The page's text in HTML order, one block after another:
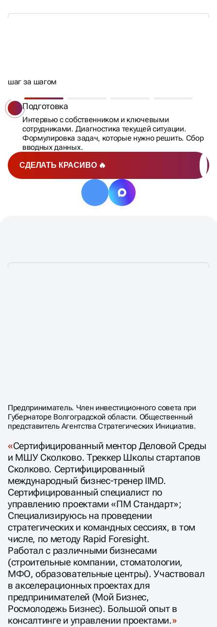
КАК ПРОХОДИТ
шаг за шагом
СДЕЛАТЬ КРАСИВО 🔥
Подготовка
Интервью с собственником и ключевыми
сотрудниками. Диагностика текущей ситуации.
Формулировка задач, которые нужно решить. Сбор
вводных данных.
ГУДОШНИКОВ
АЛЕКСАНДР
МИХАЙЛОВИЧ
Предприниматель. Член инвестиционного совета при
Губернаторе Волгоградской области. Общественный
представитель Агентства Стратегических Инициатив.
Сертифицированный ментор Деловой Среды
и МШУ Сколково. Треккер Школы стартапов
Сколково. Сертифицированный
международный бизнес-тренер IIMD.
Сертифицированный специалист по
управлению проектами «ПМ Стандарт»;
Специализируюсь на проведении
стратегических и командных сессиях, в том
числе, по методу Rapid Foresight.
Работал с различными бизнесами
(строительные компании, стоматологии,
МФО, образовательные центры). Участвовал
в акселерационных проектах для
предпринимателей (Мой Бизнес,
Росмолодежь Бизнес). Большой опыт в
консалтинге и управлении проектами.